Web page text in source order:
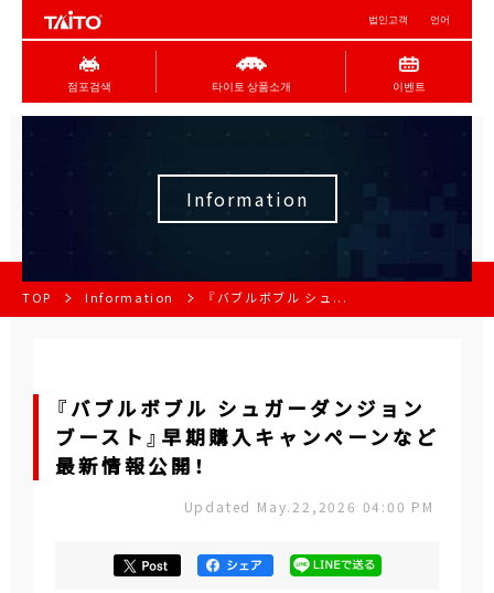
법인고객 언어
점포검색 타이토 상품소개 이벤트
Information
TOP Information 『バブルボブル シュ...
『バブルボブル シュガーダンジョン
ブースト』早期購入キャンペーンなど
最新情報公開！
Updated May.22,2026 04:00 PM